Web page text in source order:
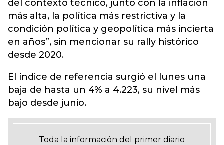
del contexto técnico, junto con la inflación
más alta, la política más restrictiva y la
condición política y geopolítica más incierta
en años”, sin mencionar su rally histórico
desde 2020.
El índice de referencia surgió el lunes una
baja de hasta un 4% a 4.223, su nivel más
bajo desde junio.
Toda la información del primer diario